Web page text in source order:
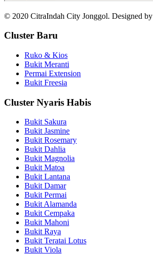
© 2020 CitraIndah City Jonggol. Designed by
Cluster Baru
Ruko & Kios
Bukit Meranti
Permai Extension
Bukit Freesia
Cluster Nyaris Habis
Bukit Sakura
Bukit Jasmine
Bukit Rosemary
Bukit Dahlia
Bukit Magnolia
Bukit Matoa
Bukit Lantana
Bukit Damar
Bukit Permai
Bukit Alamanda
Bukit Cempaka
Bukit Mahoni
Bukit Raya
Bukit Teratai Lotus
Bukit Viola